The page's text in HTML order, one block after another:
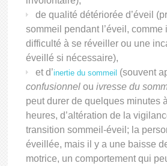
de qualité détériorée d’éveil
sommeil pendant l’éveil, comme
difficulté à se réveiller ou une
éveillé si nécessaire),
et d’inertie du sommeil (souvent
confusionnel ouivresse du
peut durer de quelques minutes
heures, d’altération de la
transition sommeil-éveil; la
éveillée, mais il y a une baisse
motrice, un comportement qui